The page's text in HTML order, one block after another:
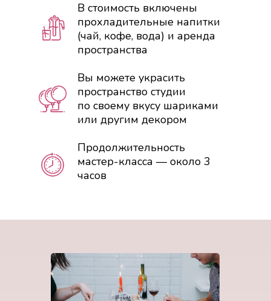
В стоимость включены
прохладительные напитки
(чай, кофе, вода) и аренда
пространства
Вы можете украсить
пространство студии
по своему вкусу шариками
или другим декором
Продолжительность
мастер-класса — около 3
часов